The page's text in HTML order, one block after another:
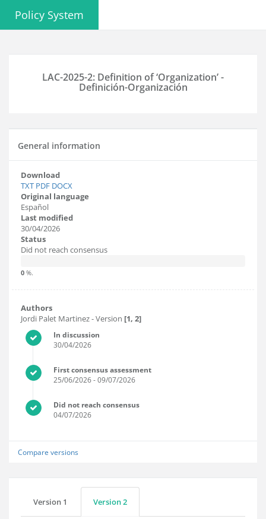
Policy System
LAC-2025-2: Definition of ‘Organization’ -
Definición-Organización
General information
Download
TXT PDF DOCX
Original language
Español
Last modified
30/04/2026
Status
Did not reach consensus
0 %.
Authors
Jordi Palet Martinez- Version [1, 2]
In discussion
30/04/2026
First consensus assessment
25/06/2026- 09/07/2026
Did not reach consensus
04/07/2026
Compare versions
Version 1 Version 2